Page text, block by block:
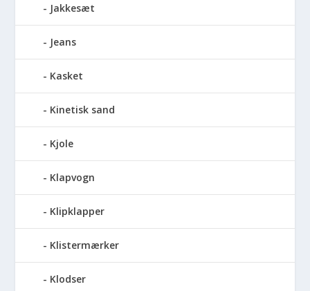
Jakkesæt
Jeans
Kasket
Kinetisk sand
Kjole
Klapvogn
Klipklapper
Klistermærker
Klodser